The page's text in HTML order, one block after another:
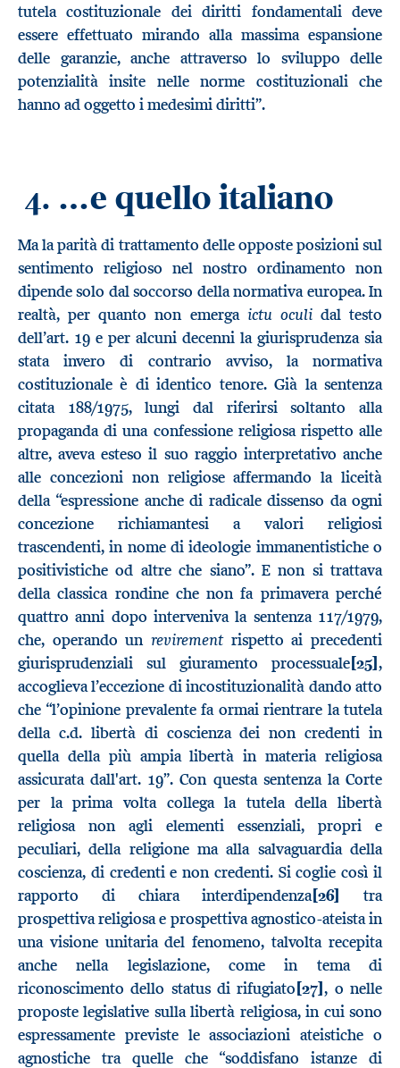
tutela costituzionale dei diritti fondamentali deve
essere effettuato mirando alla massima espansione
delle garanzie, anche attraverso lo sviluppo delle
potenzialità insite nelle norme costituzionali che
hanno ad oggetto i medesimi diritti”.
4. …e quello italiano
Ma la parità di trattamento delle opposte posizioni sul
sentimento religioso nel nostro ordinamento non
dipende solo dal soccorso della normativa europea. In
realtà, per quanto non emerga ictu oculidal testo
dell’art. 19 e per alcuni decenni la giurisprudenza sia
stata invero di contrario avviso, la normativa
costituzionale è di identico tenore. Già la sentenza
citata 188/1975, lungi dal riferirsi soltanto alla
propaganda di una confessione religiosa rispetto alle
altre, aveva esteso il suo raggio interpretativo anche
alle concezioni non religiose affermando la liceità
della “espressione anche di radicale dissenso da ogni
concezione richiamantesi a valori religiosi
trascendenti, in nome di ideologie immanentistiche o
positivistiche od altre che siano”. E non si trattava
della classica rondine che non fa primavera perché
quattro anni dopo interveniva la sentenza 117/1979,
che, operando un revirementrispetto ai precedenti
giurisprudenziali sul giuramento processuale[25],
accoglieva l’eccezione di incostituzionalità dando atto
che “l’opinione prevalente fa ormai rientrare la tutela
della c.d. libertà di coscienza dei non credenti in
quella della più ampia libertà in materia religiosa
assicurata dall'art. 19”. Con questa sentenza la Corte
per la prima volta collega la tutela della libertà
religiosa non agli elementi essenziali, propri e
peculiari, della religione ma alla salvaguardia della
coscienza, di credenti e non credenti. Si coglie così il
rapporto di chiara interdipendenza[26]
tra
prospettiva religiosa e prospettiva agnostico-ateista in
una visione unitaria del fenomeno, talvolta recepita
anche nella legislazione, come in tema di
riconoscimento dello status di rifugiato [27], o nelle
proposte legislative sulla libertà religiosa, in cui sono
espressamente previste le associazioni ateistiche o
agnostiche tra quelle che “soddisfano istanze di